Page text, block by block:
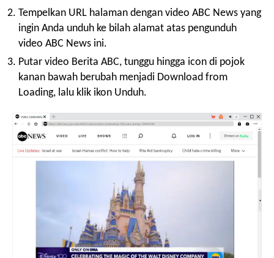
Tempelkan URL halaman dengan video ABC News yang
ingin Anda unduh ke bilah alamat atas pengunduh
video ABC News ini.
Putar video Berita ABC, tunggu hingga icon di pojok
kanan bawah berubah menjadi Download from
Loading, lalu klik ikon Unduh.